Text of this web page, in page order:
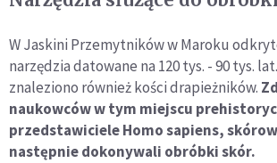
W Jaskini Przemytników w Maroku
narzędzia datowane na 120 tys. - 90 tys.
znaleziono również kości drapieżników.
naukowców w tym miejscu
przedstawiciele Homo sapiens,
następnie dokonywali obróbki skór.